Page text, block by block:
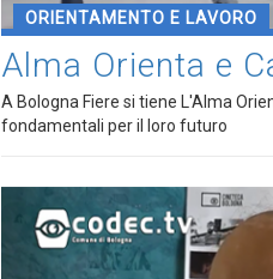
ORIENTAMENTO E LAVORO
Alma Orienta e
A Bologna Fiere si tiene L'Alma
fondamentali per il loro futuro